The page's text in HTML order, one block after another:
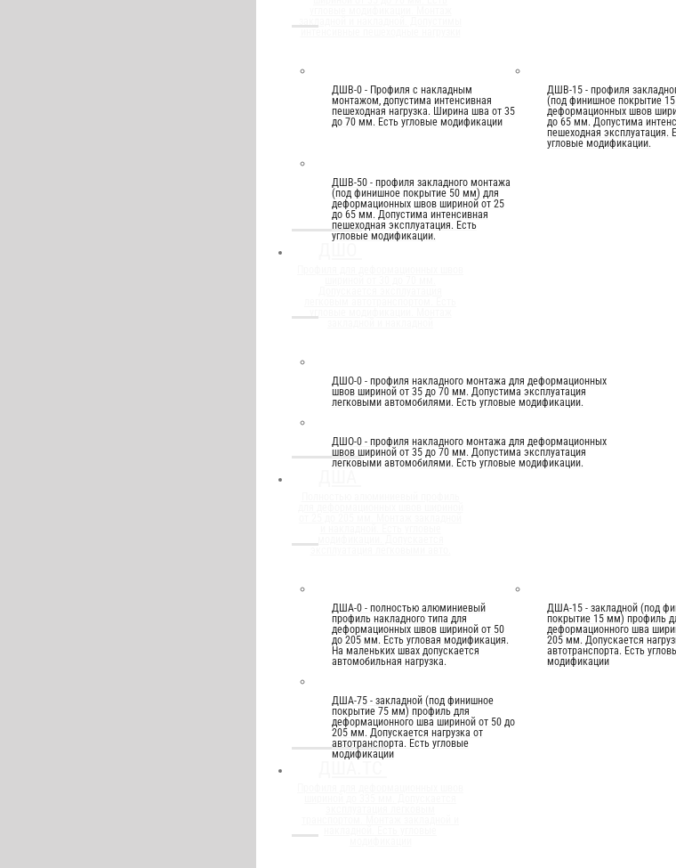
ДШВ-0 - Профиля с накладным
монтажом, допустима интенсивная
пешеходная нагрузка. Ширина шва от 35
до 70 мм. Есть угловые модификации
ДШВ-15 - профиля
(под финишное покрытие
деформационных швов
до 65 мм. Допустима
пешеходная эксплуатация.
угловые модификации.
ДШВ-50 - профиля закладного монтажа
(под финишное покрытие 50 мм) для
деформационных швов шириной от 25
до 65 мм. Допустима интенсивная
пешеходная эксплуатация. Есть
угловые модификации.
ДШО-0 - профиля накладного монтажа для деформационных
швов шириной от 35 до 70 мм. Допустима эксплуатация
легковыми автомобилями. Есть угловые модификации.
ДШО-0 - профиля накладного монтажа для деформационных
швов шириной от 35 до 70 мм. Допустима эксплуатация
легковыми автомобилями. Есть угловые модификации.
ДША-0 - полностью алюминиевый
профиль накладного типа для
деформационных швов шириной от 50
до 205 мм. Есть угловая модификация.
На маленьких швах допускается
автомобильная нагрузка.
ДША-15 - закладной (под
покрытие 15 мм) профиль
деформационного шва
205 мм. Допускается
автотранспорта. Есть
модификации
ДША-75 - закладной (под финишное
покрытие 75 мм) профиль для
деформационного шва шириной от 50 до
205 мм. Допускается нагрузка от
автотранспорта. Есть угловые
модификации